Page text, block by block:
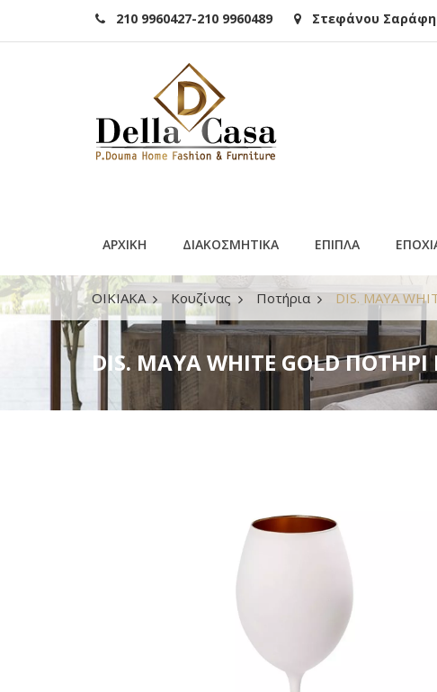
210 9960427-210 9960489 Στεφάνου Σαράφη
ΑΡΧΙΚΗ ΔΙΑΚΟΣΜΗΤΙΚΑ ΕΠΙΠΛΑ
ΟΙΚΙΑΚΑ Κουζίνας Ποτήρια DIS. MAYA
DIS. MAYA WHITE GOLD